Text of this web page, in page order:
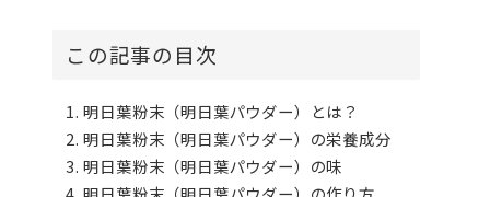
この記事の目次
明日葉粉末（明日葉パウダー）とは？
明日葉粉末（明日葉パウダー）の栄養成分
明日葉粉末（明日葉パウダー）の味